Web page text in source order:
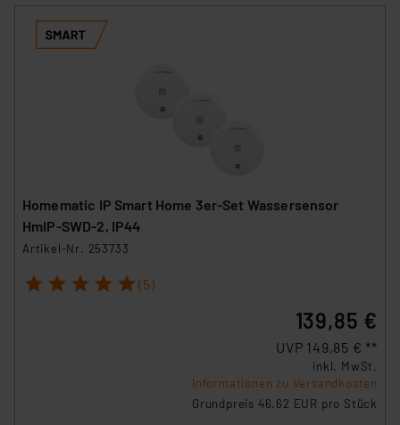
Homematic IP Smart Home 3er-Set Wassersensor
HmIP-SWD-2, IP44
Artikel-Nr. 253733
1 2 3 4 5 (5)
139,85 €
UVP 149,85 € **
inkl. MwSt.
Informationen zu Versandkosten
Grundpreis 46.62 EUR pro Stück